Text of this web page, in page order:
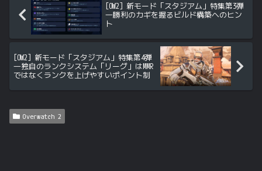
[OW2] 新モード「スタジアム」特集第3弾
―勝利のカギを握るビルド構築へのヒン
ト
[OW2] 新モード「スタジアム」特集第4弾
―独自のランクシステム「リーグ」はMMR
ではなくランクを上げやすいポイント制
Overwatch 2